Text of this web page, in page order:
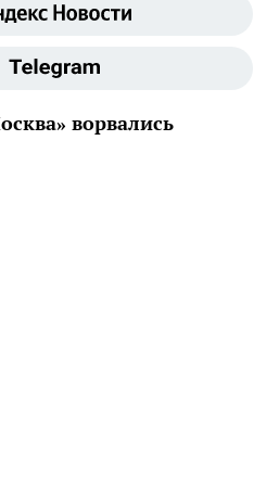
ворвались